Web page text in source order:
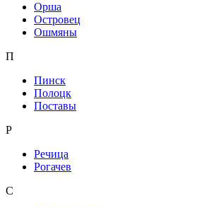
Орша
Островец
Ошмяны
П
Пинск
Полоцк
Поставы
Р
Речица
Рогачев
С